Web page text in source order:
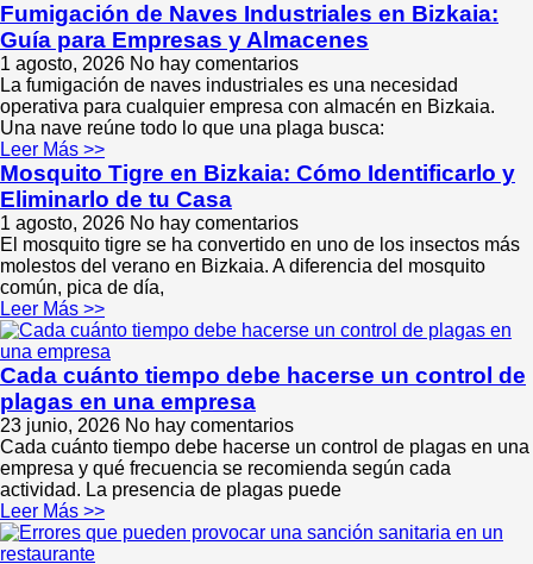
Fumigación de Naves Industriales en Bizkaia:
Guía para Empresas y Almacenes
1 agosto, 2026 No hay comentarios
La fumigación de naves industriales es una necesidad
operativa para cualquier empresa con almacén en Bizkaia.
Una nave reúne todo lo que una plaga busca:
Leer Más >>
Mosquito Tigre en Bizkaia: Cómo Identificarlo y
Eliminarlo de tu Casa
1 agosto, 2026 No hay comentarios
El mosquito tigre se ha convertido en uno de los insectos más
molestos del verano en Bizkaia. A diferencia del mosquito
común, pica de día,
Leer Más >>
Cada cuánto tiempo debe hacerse un control de
plagas en una empresa
23 junio, 2026 No hay comentarios
Cada cuánto tiempo debe hacerse un control de plagas en una
empresa y qué frecuencia se recomienda según cada
actividad. La presencia de plagas puede
Leer Más >>